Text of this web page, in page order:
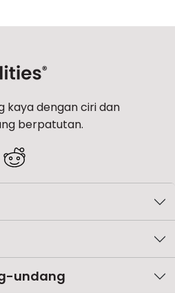
kaya dengan ciri dan
berpatutan.
undang